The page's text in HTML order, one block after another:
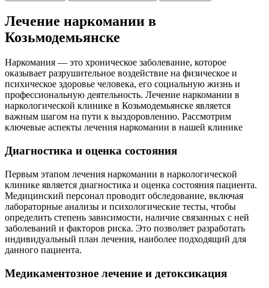
Лечение наркомании в
Козьмодемьянске
Наркомания — это хроническое заболевание, которое
оказывает разрушительное воздействие на физическое и
психическое здоровье человека, его социальную жизнь и
профессиональную деятельность. Лечение наркомании в
наркологической клинике в Козьмодемьянске является
важным шагом на пути к выздоровлению. Рассмотрим
ключевые аспекты лечения наркомании в нашей клинике
Диагностика и оценка состояния
Первым этапом лечения наркомании в наркологической
клинике является диагностика и оценка состояния пациента.
Медицинский персонал проводит обследование, включая
лабораторные анализы и психологические тесты, чтобы
определить степень зависимости, наличие связанных с ней
заболеваний и факторов риска. Это позволяет разработать
индивидуальный план лечения, наиболее подходящий для
данного пациента.
Медикаментозное лечение и детоксикация